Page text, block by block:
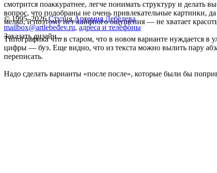
смотрится поаккуратнее, легче понимать структуру и делать
вопрос, что подобраны не очень привлекательные картинки,
мелко, и поэтому нет кайфного ощущения — не хватает
Типографика что в старом, что в новом варианте нуждается в
цифры — буэ. Еще видно, что из текста можно вылить пару
переписать.
Надо сделать варианты «после после», которые были бы
© 1995–2026 Студия Артемия Лебедева
mailbox@artlebedev.ru, адреса и телефоны
Заказать дизайн...